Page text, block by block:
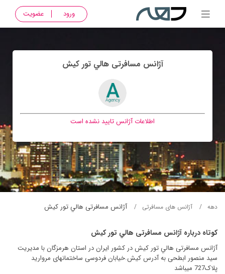
ورود عضویت
آژانس مسافرتی هالي تور كيش
اطلاعات آژانس تایید نشده است
دهه آژانس های مسافرتی آژانس مسافرتی هالي تور كيش
کوتاه درباره آژانس مسافرتی هالي تور كيش
آژانس مسافرتی هالي تور كيش در کشور ایران در استان هرمزگان با مدیریت
سید منصور ابطحی به آدرس کیش.خیابان فردوسی ساختمانهای مروارید
پلاک727 میباشد